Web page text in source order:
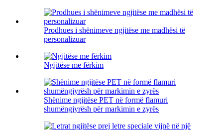
Prodhues i shënimeve ngjitëse me madhësi të
personalizuar
Ngjitëse me fërkim
Shënime ngjitëse PET në formë flamuri
shumëngjyrësh për markimin e zyrës